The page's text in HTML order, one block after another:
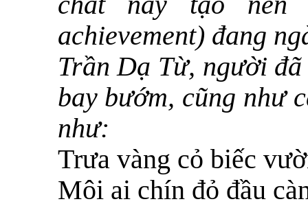
achievement) đang
Trần Dạ Từ, người
bay bướm, cũng như
như:
Trưa vàng cỏ biếc
Môi ai chín đỏ đầu